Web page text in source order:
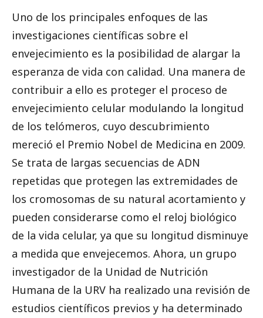
Uno de los principales enfoques de las
investigaciones científicas sobre el
envejecimiento es la posibilidad de alargar la
esperanza de vida con calidad. Una manera de
contribuir a ello es proteger el proceso de
envejecimiento celular modulando la longitud
de los telómeros, cuyo descubrimiento
mereció el Premio Nobel de Medicina en 2009.
Se trata de largas secuencias de ADN
repetidas que protegen las extremidades de
los cromosomas de su natural acortamiento y
pueden considerarse como el reloj biológico
de la vida celular, ya que su longitud disminuye
a medida que envejecemos. Ahora, un grupo
investigador de la Unidad de Nutrición
Humana de la URV ha realizado una revisión de
estudios científicos previos y ha determinado